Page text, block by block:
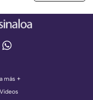
a más +
Videos